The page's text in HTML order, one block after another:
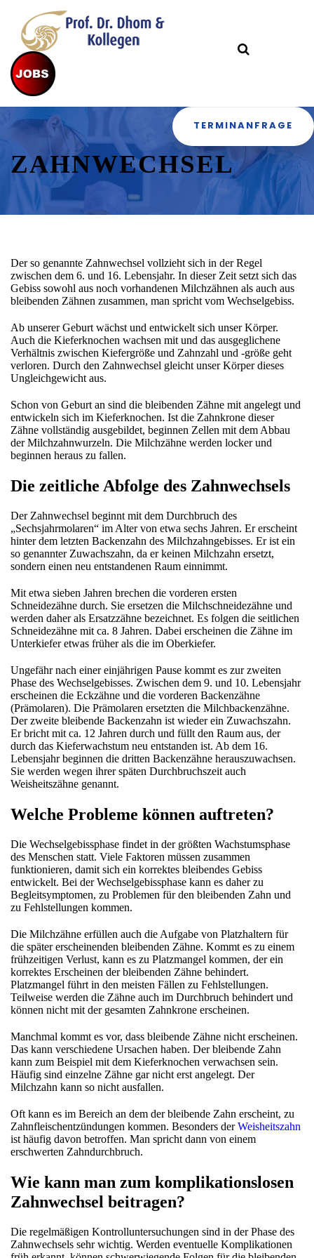
TERMINANFRAGE
ZAHNWECHSEL
Der so genannte Zahnwechsel vollzieht sich in der Regel
zwischen dem 6. und 16. Lebensjahr. In dieser Zeit setzt sich das
Gebiss sowohl aus noch vorhandenen Milchzähnen als auch aus
bleibenden Zähnen zusammen, man spricht vom Wechselgebiss.
Ab unserer Geburt wächst und entwickelt sich unser Körper.
Auch die Kieferknochen wachsen mit und das ausgeglichene
Verhältnis zwischen Kiefergröße und Zahnzahl und -größe geht
verloren. Durch den Zahnwechsel gleicht unser Körper dieses
Ungleichgewicht aus.
Schon von Geburt an sind die bleibenden Zähne mit angelegt und
entwickeln sich im Kieferknochen. Ist die Zahnkrone dieser
Zähne vollständig ausgebildet, beginnen Zellen mit dem Abbau
der Milchzahnwurzeln. Die Milchzähne werden locker und
beginnen heraus zu fallen.
Die zeitliche Abfolge des Zahnwechsels
Der Zahnwechsel beginnt mit dem Durchbruch des
„Sechsjahrmolaren“ im Alter von etwa sechs Jahren. Er erscheint
hinter dem letzten Backenzahn des Milchzahngebisses. Er ist ein
so genannter Zuwachszahn, da er keinen Milchzahn ersetzt,
sondern einen neu entstandenen Raum einnimmt.
Mit etwa sieben Jahren brechen die vorderen ersten
Schneidezähne durch. Sie ersetzen die Milchschneidezähne und
werden daher als Ersatzzähne bezeichnet. Es folgen die seitlichen
Schneidezähne mit ca. 8 Jahren. Dabei erscheinen die Zähne im
Unterkiefer etwas früher als die im Oberkiefer.
Ungefähr nach einer einjährigen Pause kommt es zur zweiten
Phase des Wechselgebisses. Zwischen dem 9. und 10. Lebensjahr
erscheinen die Eckzähne und die vorderen Backenzähne
(Prämolaren). Die Prämolaren ersetzten die Milchbackenzähne.
Der zweite bleibende Backenzahn ist wieder ein Zuwachszahn.
Er bricht mit ca. 12 Jahren durch und füllt den Raum aus, der
durch das Kieferwachstum neu entstanden ist. Ab dem 16.
Lebensjahr beginnen die dritten Backenzähne herauszuwachsen.
Sie werden wegen ihrer späten Durchbruchszeit auch
Weisheitszähne genannt.
Welche Probleme können auftreten?
Die Wechselgebissphase findet in der größten Wachstumsphase
des Menschen statt. Viele Faktoren müssen zusammen
funktionieren, damit sich ein korrektes bleibendes Gebiss
entwickelt. Bei der Wechselgebissphase kann es daher zu
Begleitsymptomen, zu Problemen für den bleibenden Zahn und
zu Fehlstellungen kommen.
Die Milchzähne erfüllen auch die Aufgabe von Platzhaltern für
die später erscheinenden bleibenden Zähne. Kommt es zu einem
frühzeitigen Verlust, kann es zu Platzmangel kommen, der ein
korrektes Erscheinen der bleibenden Zähne behindert.
Platzmangel führt in den meisten Fällen zu Fehlstellungen.
Teilweise werden die Zähne auch im Durchbruch behindert und
können nicht mit der gesamten Zahnkrone erscheinen.
Manchmal kommt es vor, dass bleibende Zähne nicht erscheinen.
Das kann verschiedene Ursachen haben. Der bleibende Zahn
kann zum Beispiel mit dem Kieferknochen verwachsen sein.
Häufig sind einzelne Zähne gar nicht erst angelegt. Der
Milchzahn kann so nicht ausfallen.
Oft kann es im Bereich an dem der bleibende Zahn erscheint, zu
Zahnfleischentzündungen kommen. Besonders derWeisheitszahn
ist häufig davon betroffen. Man spricht dann von einem
erschwerten Zahndurchbruch.
Wie kann man zum komplikationslosen
Zahnwechsel beitragen?
Die regelmäßigen Kontrolluntersuchungen sind in der Phase des
Zahnwechsels sehr wichtig. Werden eventuelle Komplikationen